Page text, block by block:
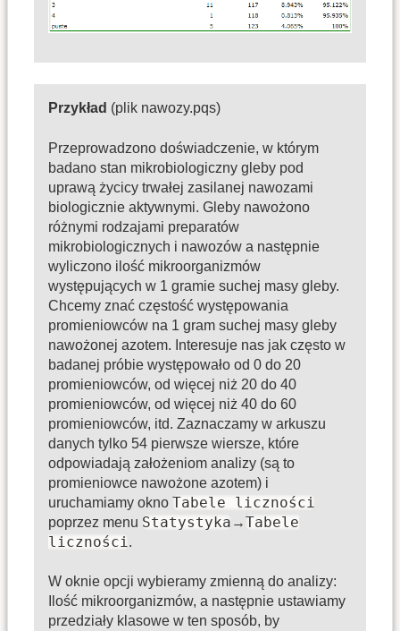
Przykład (plik nawozy.pqs)
Przeprowadzono doświadczenie, w którym
badano stan mikrobiologiczny gleby pod
uprawą życicy trwałej zasilanej nawozami
biologicznie aktywnymi. Gleby nawożono
różnymi rodzajami preparatów
mikrobiologicznych i nawozów a następnie
wyliczono ilość mikroorganizmów
występujących w 1 gramie suchej masy gleby.
Chcemy znać częstość występowania
promieniowców na 1 gram suchej masy gleby
nawożonej azotem. Interesuje nas jak często w
badanej próbie występowało od 0 do 20
promieniowców, od więcej niż 20 do 40
promieniowców, od więcej niż 40 do 60
promieniowców, itd. Zaznaczamy w arkuszu
danych tylko 54 pierwsze wiersze, które
odpowiadają założeniom analizy (są to
promieniowce nawożone azotem) i
uruchamiamy okno Tabele liczności
poprzez menu Statystyka →Tabele
liczności.
W oknie opcji wybieramy zmienną do analizy:
Ilość mikroorganizmów, a następnie ustawiamy
przedziały klasowe w ten sposób, by